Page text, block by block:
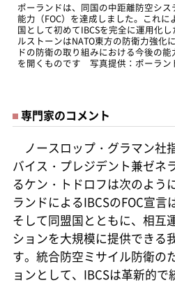
ポーランドは、同国の中距離防空シス
能力（FOC）を達成しました。これに
国として初めてIBCSを完全に運用化
ルストーンはNATO東方の防衛力強化
ドの防衛の取り組みにおける今後の
を開くものです 写真提供：ポーラン
専門家のコメント
ノースロップ・グラマン社
バイス・プレジデント兼ゼネ
るケン・トドロフは次のよう
ランドによるIBCSのFOC宣言
そして同盟国とともに、相互
ションを大規模に提供できる
す。統合防空ミサイル防衛の
ョンとして、IBCSは革新的